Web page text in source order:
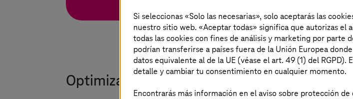
Optimizar la cadena de suministro con
Si seleccionas «Solo las necesarias», solo aceptarás las
nuestro sitio web. «Aceptar todas» significa que autorizas el
todas las cookies con fines de análisis y marketing por parte
podrían transferirse a países fuera de la Unión Europea
datos equivalente al de la UE (véase el art. 49 (1) del
detalle y cambiar tu consentimiento en cualquier momento.
Encontrarás más información en el aviso sobre protección de